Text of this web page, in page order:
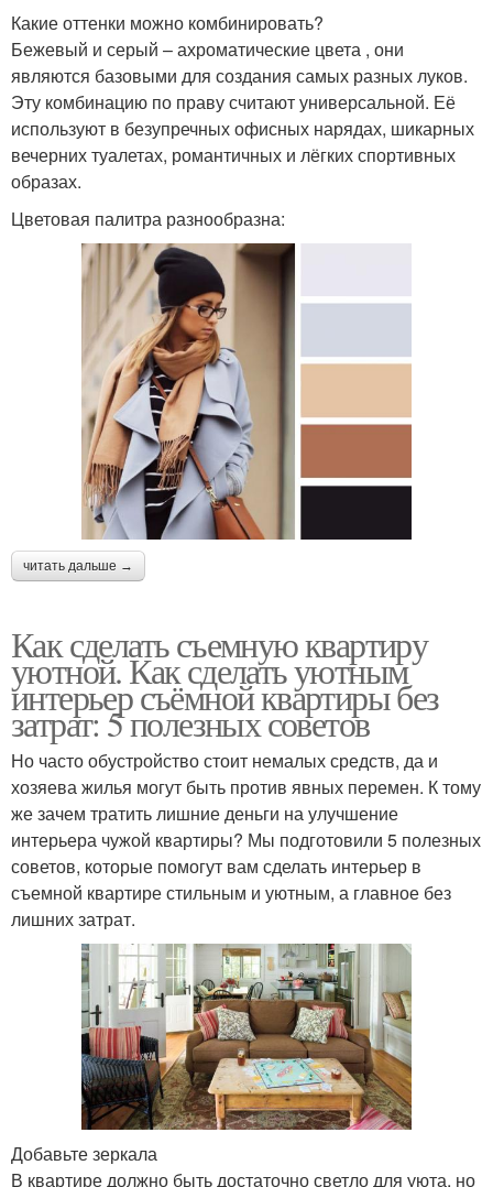
Какие оттенки можно комбинировать?
Бежевый и серый – ахроматические цвета , они
являются базовыми для создания самых разных луков.
Эту комбинацию по праву считают универсальной. Её
используют в безупречных офисных нарядах, шикарных
вечерних туалетах, романтичных и лёгких спортивных
образах.
Цветовая палитра разнообразна:
читать дальше →
Как сделать съемную квартиру
уютной. Как сделать уютным
интерьер съёмной квартиры без
затрат: 5 полезных советов
Но часто обустройство стоит немалых средств, да и
хозяева жилья могут быть против явных перемен. К тому
же зачем тратить лишние деньги на улучшение
интерьера чужой квартиры? Мы подготовили 5 полезных
советов, которые помогут вам сделать интерьер в
съемной квартире стильным и уютным, а главное без
лишних затрат.
Добавьте зеркала
В квартире должно быть достаточно светло для уюта, но